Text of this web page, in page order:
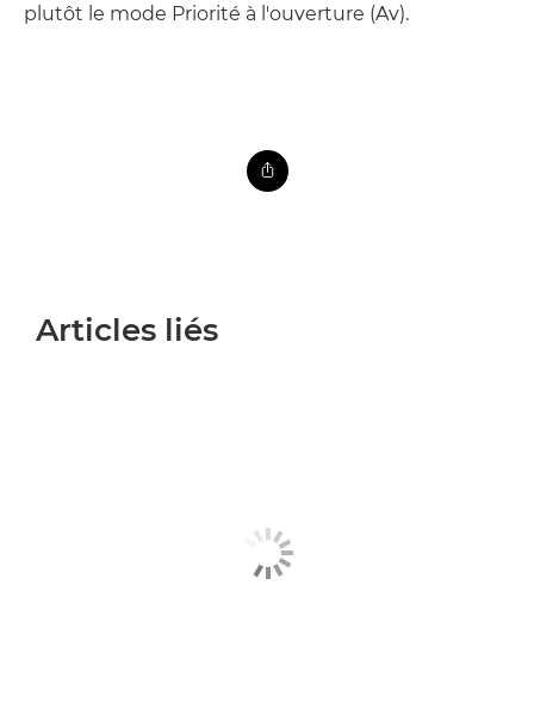
plutôt le mode Priorité à l'ouverture (Av).
Articles liés